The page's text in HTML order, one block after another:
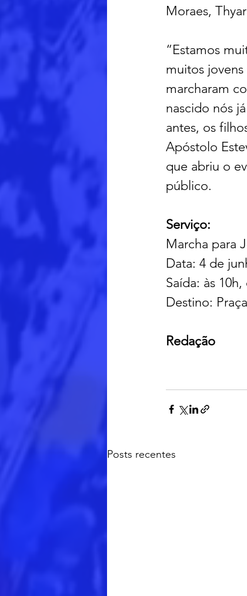
Moraes,
“Estamos
muitos
marcharam
nascido nós
antes, os
Apóstolo
que abriu o
público.
Serviço:
Marcha para
Data: 4 de
Saída: às
Destino:
Redação
Posts recentes